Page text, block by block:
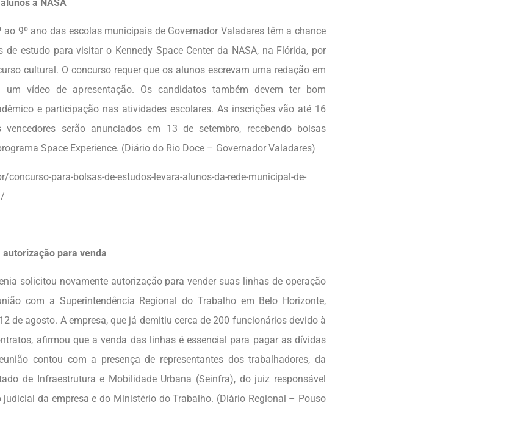
à NASA
ao 9º ano das escolas municipais de Governador Valadares têm a chance
de estudo para visitar o Kennedy Space Center da NASA, na Flórida, por
cultural. O concurso requer que os alunos escrevam uma redação em
um vídeo de apresentação. Os candidatos também devem ter bom
e participação nas atividades escolares. As inscrições vão até 16
serão anunciados em 13 de setembro, recebendo bolsas
Space Experience. (Diário do Rio Doce – Governador Valadares)
concurso-para-bolsas-de-estudos-levara-alunos-da-rede-municipal-de-
para venda
solicitou novamente autorização para vender suas linhas de operação
com a Superintendência Regional do Trabalho em Belo Horizonte,
de agosto. A empresa, que já demitiu cerca de 200 funcionários devido à
afirmou que a venda das linhas é essencial para pagar as dívidas
contou com a presença de representantes dos trabalhadores, da
de Infraestrutura e Mobilidade Urbana (Seinfra), do juiz responsável
judicial da empresa e do Ministério do Trabalho. (Diário Regional – Pouso